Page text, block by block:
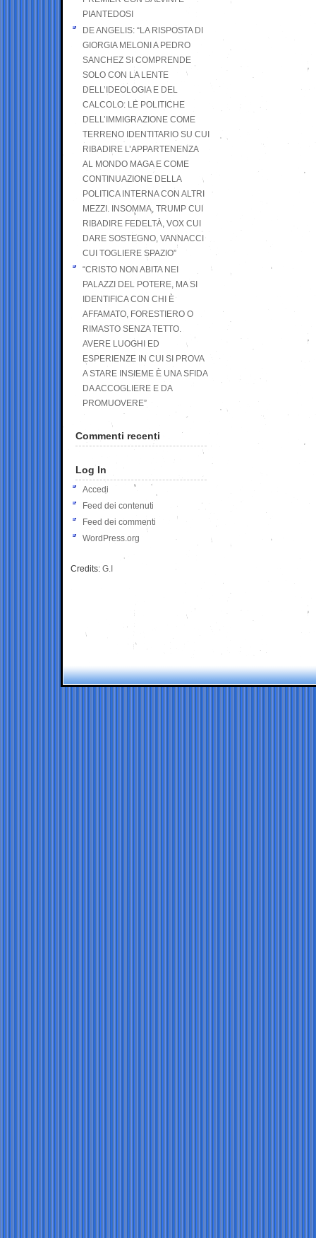
PIANTEDOSI
DE ANGELIS: “LA RISPOSTA DI
GIORGIA MELONI A PEDRO
SANCHEZ SI COMPRENDE
SOLO CON LA LENTE
DELL’IDEOLOGIA E DEL
CALCOLO: LE POLITICHE
DELL’IMMIGRAZIONE COME
TERRENO IDENTITARIO SU CUI
RIBADIRE L’APPARTENENZA
AL MONDO MAGA E COME
CONTINUAZIONE DELLA
POLITICA INTERNA CON ALTRI
MEZZI. INSOMMA, TRUMP CUI
RIBADIRE FEDELTÀ, VOX CUI
DARE SOSTEGNO, VANNACCI
CUI TOGLIERE SPAZIO”
“CRISTO NON ABITA NEI
PALAZZI DEL POTERE, MA SI
IDENTIFICA CON CHI È
AFFAMATO, FORESTIERO O
RIMASTO SENZA TETTO.
AVERE LUOGHI ED
ESPERIENZE IN CUI SI PROVA
A STARE INSIEME È UNA SFIDA
DA ACCOGLIERE E DA
PROMUOVERE”
Commenti recenti
Log In
Accedi
Feed dei contenuti
Feed dei commenti
WordPress.org
Credits: G.I